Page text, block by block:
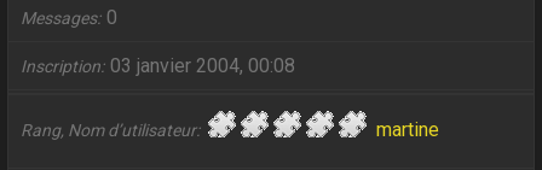
Messages 0
Inscription 03 janvier 2004, 00:08
Rang, Nom d’utilisateur martine